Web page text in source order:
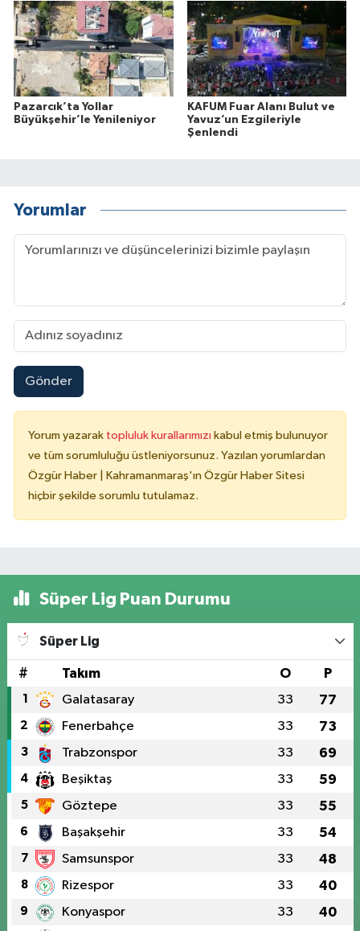
Pazarcık’ta Yollar
Büyükşehir’le Yenileniyor
KAFUM Fuar Alanı Bulut ve
Yavuz’un Ezgileriyle
Şenlendi
Yorumlar
Gönder
Yorum yazarak topluluk kurallarımızı kabul etmiş bulunuyor
ve tüm sorumluluğu üstleniyorsunuz. Yazılan yorumlardan
Özgür Haber | Kahramanmaraş'ın Özgür Haber Sitesi
hiçbir şekilde sorumlu tutulamaz.
Süper Lig Puan Durumu
Süper Lig
# Takım O P
1 Galatasaray 33 77
2 Fenerbahçe 33 73
3 Trabzonspor 33 69
4 Beşiktaş 33 59
5 Göztepe 33 55
6 Başakşehir 33 54
7 Samsunspor 33 48
8 Rizespor 33 40
9 Konyaspor 33 40